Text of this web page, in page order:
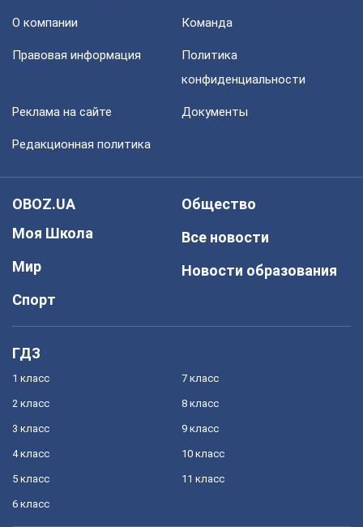
О компании Команда
Правовая информация
Политика
конфиденциальности
Реклама на сайте Документы
Редакционная политика
OBOZ.UA
Моя Школа
Мир
Спорт
Общество
Все новости
Новости образования
ГДЗ
1 класс
2 класс
3 класс
4 класс
5 класс
6 класс
7 класс
8 класс
9 класс
10 класс
11 класс